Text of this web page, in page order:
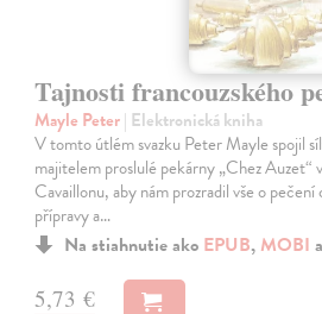
Tajnosti francouzského
Mayle Peter| Elektronická kniha
V tomto útlém svazku Peter Mayle spojil
majitelem proslulé pekárny „Chez Auzet“
Cavaillonu, aby nám prozradil vše o
přípravy a…
Na stiahnutie ako EPUB, MOBI a
5,73 €